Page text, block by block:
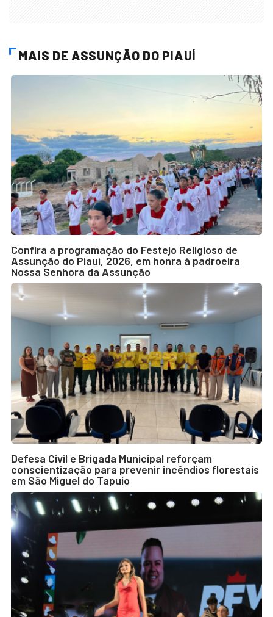
MAIS DE ASSUNÇÃO DO PIAUÍ
Confira a programação do Festejo Religioso de
Assunção do Piauí, 2026, em honra à padroeira
Nossa Senhora da Assunção
Defesa Civil e Brigada Municipal reforçam
conscientização para prevenir incêndios florestais
em São Miguel do Tapuio